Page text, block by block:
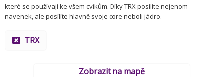
které se používají ke všem cvikům. Díky TRX posílíte nejenom
navenek, ale posílíte hlavně svoje core neboli jádro.
TRX
Zobrazit na mapě